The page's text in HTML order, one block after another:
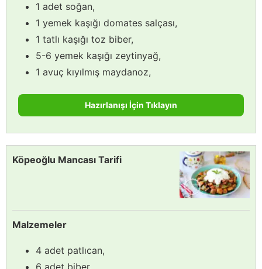
1 adet soğan,
1 yemek kaşığı domates salçası,
1 tatlı kaşığı toz biber,
5-6 yemek kaşığı zeytinyağ,
1 avuç kıyılmış maydanoz,
Hazırlanışı İçin Tıklayın
Köpeoğlu Mancası Tarifi
Malzemeler
4 adet patlıcan,